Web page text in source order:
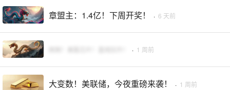
章盟主：1.4亿！下周开奖！ · 6 天前
· 1 周前
大变数！美联储，今夜重磅来袭！ · 1 周前